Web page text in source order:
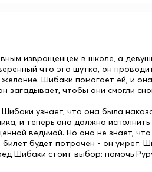
извращенцем в школе, а
что это шутка, он
Шибаки помогает ей, и
чтобы они смогли
узнает, что она была
и теперь она должна
ведьмой. Но она не знает,
будет потрачен - он умрет.
Шибаки стоит выбор: помочь